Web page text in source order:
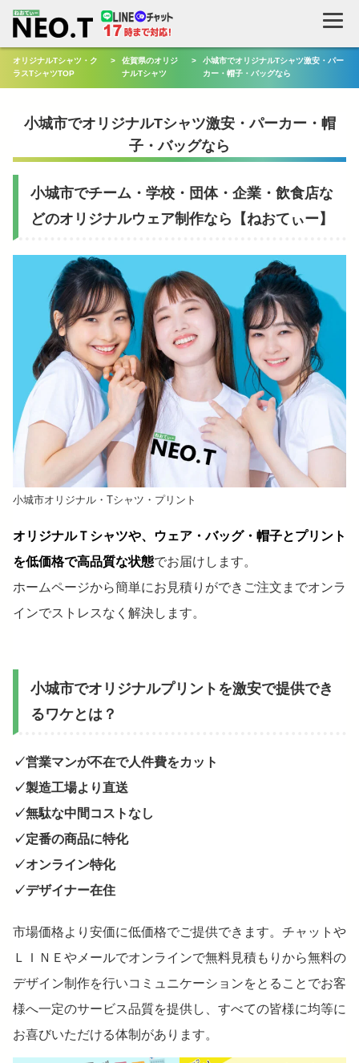
オリジナルTシャツ・ク
ラスTシャツTOP
>
佐賀県のオリジ
ナルTシャツ
>
小城市でオリジナルTシャツ激安・パー
カー・帽子・バッグなら
小城市でオリジナルTシャツ激安・パーカー・帽
子・バッグなら
小城市でチーム・学校・団体・企業・飲食店な
どのオリジナルウェア制作なら【ねおてぃー】
小城市オリジナル・Tシャツ・プリント
オリジナルＴシャツや、ウェア・バッグ・帽子とプリント
を低価格で高品質な状態でお届けします。
ホームページから簡単にお見積りができご注文までオンラ
インでストレスなく解決します。
小城市でオリジナルプリントを激安で提供でき
るワケとは？
✓営業マンが不在で人件費をカット
✓製造工場より直送
✓無駄な中間コストなし
✓定番の商品に特化
✓オンライン特化
✓デザイナー在住
市場価格より安価に低価格でご提供できます。チャットや
ＬＩＮＥやメールでオンラインで無料見積もりから無料の
デザイン制作を行いコミュニケーションをとることでお客
様へ一定のサービス品質を提供し、すべての皆様に均等に
お喜びいただける体制があります。
検
索